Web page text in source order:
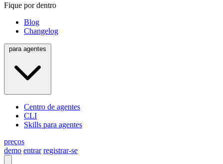
Fique por dentro
Blog
Changelog
Centro de agentes
CLI
Skills para agentes
preços
demo entrar registrar-se